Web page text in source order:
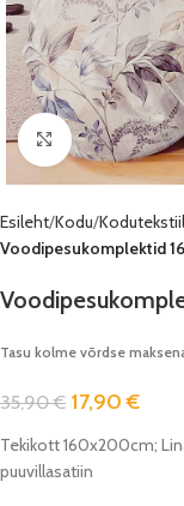
Vaata pilti
Esileht Kodu Kodutekstiil
Voodipesukomplektid
Tasu kolme võrdse
35,90€ 17,90€
Tekikott 160x200cm;
puuvillasatiin